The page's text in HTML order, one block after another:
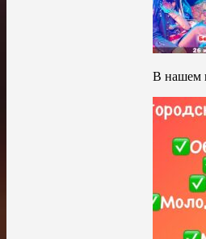
В нашем